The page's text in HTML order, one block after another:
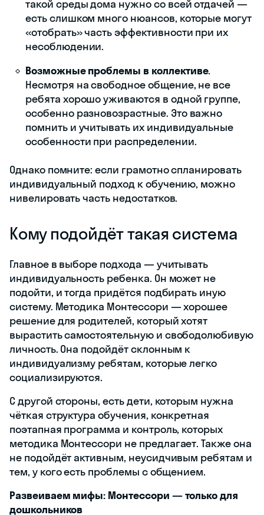
такой среды дома нужно со всей отдачей —
есть слишком много нюансов, которые могут
«отобрать» часть эффективности при их
несоблюдении.
Возможные проблемы в коллективе.
Несмотря на свободное общение, не все
ребята хорошо уживаются в одной группе,
особенно разновозрастные. Это важно
помнить и учитывать их индивидуальные
особенности при распределении.
Однако помните: если грамотно спланировать
индивидуальный подход к обучению, можно
нивелировать часть недостатков.
Кому подойдёт такая система
Главное в выборе подхода — учитывать
индивидуальность ребенка. Он может не
подойти, и тогда придётся подбирать иную
систему. Методика Монтессори — хорошее
решение для родителей, который хотят
вырастить самостоятельную и свободолюбивую
личность. Она подойдёт склонным к
индивидуализму ребятам, которые легко
социализируются.
С другой стороны, есть дети, которым нужна
чёткая структура обучения, конкретная
поэтапная программа и контроль, которых
методика Монтессори не предлагает. Также она
не подойдёт активным, неусидчивым ребятам и
тем, у кого есть проблемы с общением.
Развеиваем мифы: Монтессори — только для
дошкольников